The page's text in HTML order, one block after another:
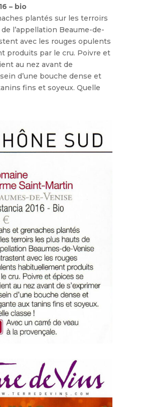
– bio
plantés sur les terroirs
l’appellation Beaume-de-
avec les rouges opulents
produits par le cru. Poivre et
au nez avant de
d’une bouche dense et
fins et soyeux. Quelle